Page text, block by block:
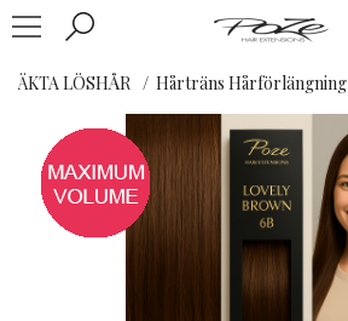
ÄKTA LÖSHÅR Hårträns Hårförlängning